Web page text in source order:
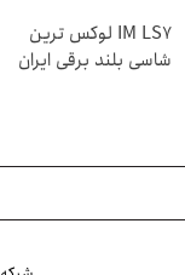
IM LS7 لوکس ترین
شاسی بلند برقی ایران